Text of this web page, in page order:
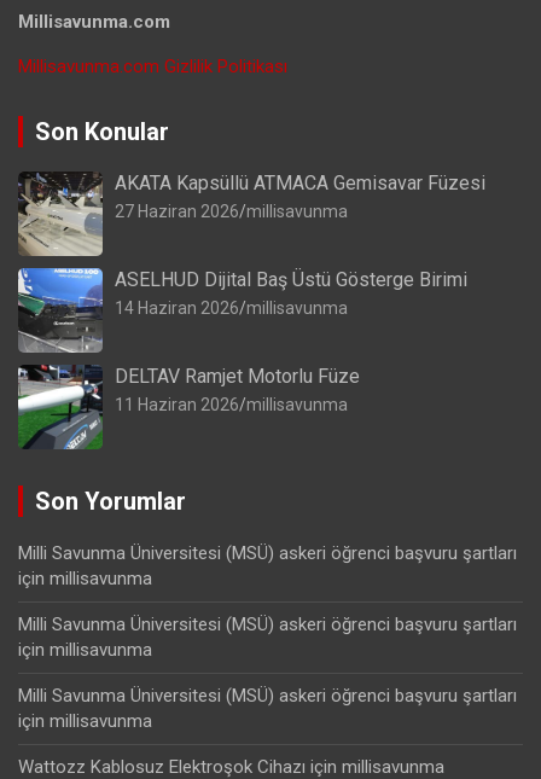
Millisavunma.com
Millisavunma.com Gizlilik Politikası
Son Konular
AKATA Kapsüllü ATMACA Gemisavar Füzesi
27 Haziran 2026 millisavunma
ASELHUD Dijital Baş Üstü Gösterge Birimi
14 Haziran 2026 millisavunma
DELTAV Ramjet Motorlu Füze
11 Haziran 2026 millisavunma
Son Yorumlar
Milli Savunma Üniversitesi (MSÜ) askeri öğrenci başvuru şartları
için millisavunma
Milli Savunma Üniversitesi (MSÜ) askeri öğrenci başvuru şartları
için millisavunma
Milli Savunma Üniversitesi (MSÜ) askeri öğrenci başvuru şartları
için millisavunma
Wattozz Kablosuz Elektroşok Cihazı için millisavunma